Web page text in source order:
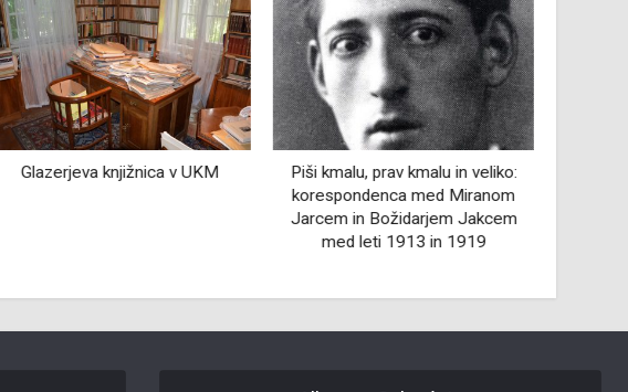
Glazerjeva knjižnica v UKM
Piši kmalu, prav kmalu in veliko:
korespondenca med Miranom
Jarcem in Božidarjem Jakcem
med leti 1913 in 1919